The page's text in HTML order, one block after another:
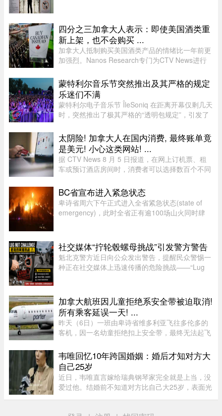
美狠话少了许多，火药味也 ...
四分之三加拿大人表示：即使美国酒类重
新上架，也不会购买 ...
加拿大人抵制购买美国酒类产品的情绪比一年前更
加强烈。Nanos Research专门为CTV News进行
大人表示，即使美国酒类重新摆上货架，他们也不
太可能购买。 ...
蒙特利尔音乐节突然推出及其严格的规定
乐迷们不满
蒙特利尔电子音乐节 ÎleSoniq 在距离开幕仅剩几天
时，突然推出了极其严格的“透明包规定”，引发了
门用的腰包，结果在 ÎleSoniq 开幕前几天还得折腾
着重新买一个，太 ...
太阴险! 加拿大人在国内消费, 最终账单竟
是美元! 小心这类网站! ...
据 CTV News 8 月 5 日报道，在网上订机票、租
车或预订酒店房间时，消费者可以选择数百个不同
虽然有些旅游类网站是加拿大本地公司，但许多并
非如此，即使你要前往加拿 ...
BC省宣布进入紧急状态
卑诗省周六下午正式进入全省紧急状态(state of
emergency)，此时全省正有逾100场山火同时肆
（8日）下午在温哥华市中心发 ...
社交媒体“拧轮毂螺母挑战”引发警方警告
魁北克警方近日向公众发出警告，提醒民众警惕一
种正在社交媒体上迅速传播的危险挑战——“Lug
的固定螺母，而这一行为 ...
加拿大航班因儿童拒绝系安全带被迫取消!
所有乘客延误一天! ...
昨天（6日）一班由卑诗省维多利亚飞往多伦多的
客机，因一名幼童拒绝扣上安全带，最终无法起飞
晚，至周五才能离开。据CTV报道，波特航空
（Porter Airlines）发言人表示 ...
韦唯回忆10年跨国婚姻：婚后才知对方大
自己25岁
近日，韦唯直言嫁给瑞典钢琴家完全就是上当，没
爱过他。结婚前不知道对方比自己大25岁，表面光